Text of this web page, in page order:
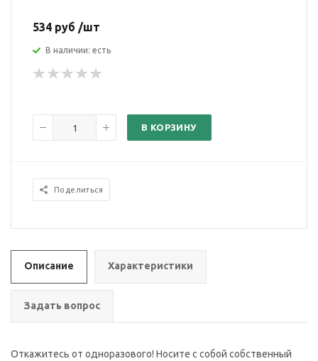
534 руб /шт
В наличии: есть
В КОРЗИНУ
Поделиться
Описание Характеристики
Задать вопрос
Откажитесь от одноразового! Носите с собой собственный